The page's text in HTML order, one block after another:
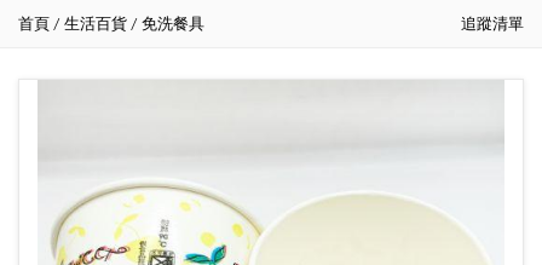
首頁 / 生活百貨 / 免洗餐具 追蹤清單